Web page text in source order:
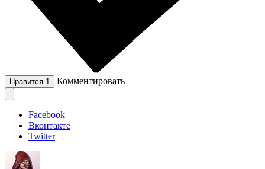
Нравится 1 Комментировать
Facebook
Вконтакте
Twitter